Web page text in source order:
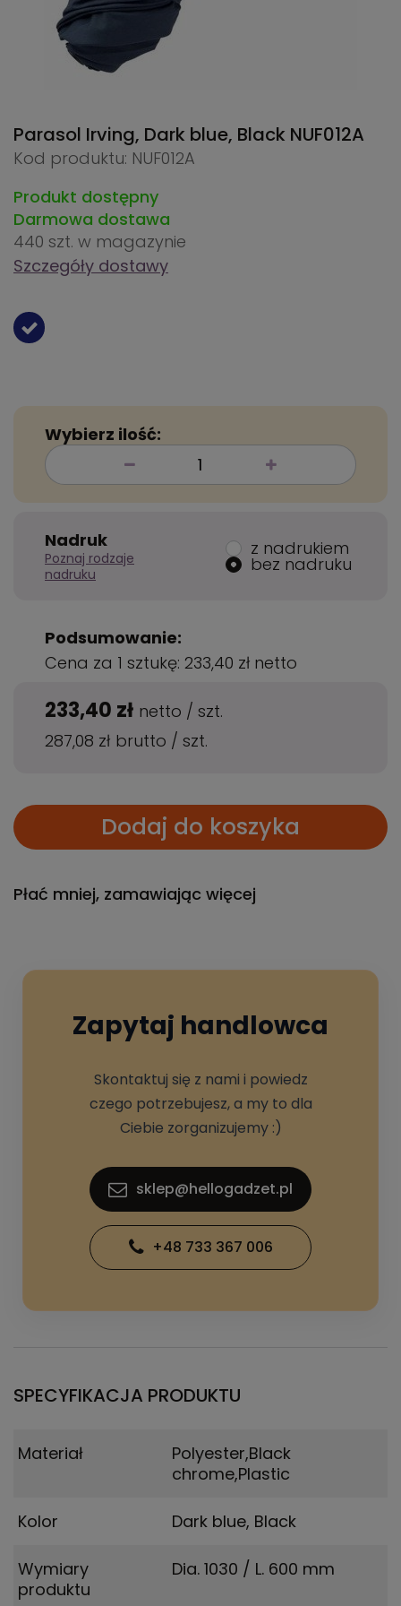
Parasol Irving, Dark blue, Black NUF012A
Kod produktu: NUF012A
Produkt dostępny
Darmowa dostawa
440 szt. w magazynie
Szczegóły dostawy
Wybierz ilość:
Nadruk
Poznaj rodzaje
nadruku
z nadrukiem
bez nadruku
Podsumowanie:
Cena za 1 sztukę: 233,40 zł netto
233,40 zł netto / szt.
287,08 zł brutto / szt.
Dodaj do koszyka
Płać mniej, zamawiając więcej
Zapytaj handlowca
Skontaktuj się z nami i powiedz
czego potrzebujesz, a my to dla
Ciebie zorganizujemy :)
sklep@hellogadzet.pl
+48 733 367 006
SPECYFIKACJA PRODUKTU
Materiał
Polyester,Black
chrome,Plastic
Kolor Dark blue, Black
Wymiary
produktu
Dia. 1030 / L. 600 mm